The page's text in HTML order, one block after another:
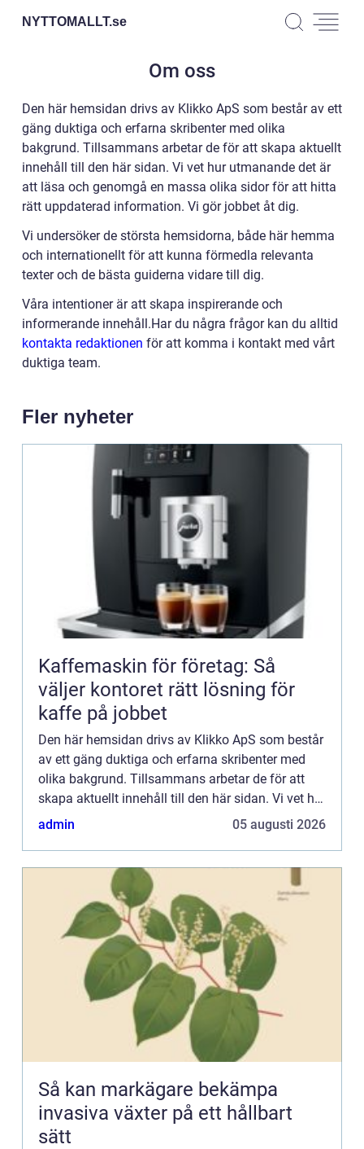
NYTTOMALLT.se
Om oss
Den här hemsidan drivs av Klikko ApS som består av ett
gäng duktiga och erfarna skribenter med olika
bakgrund. Tillsammans arbetar de för att skapa aktuellt
innehåll till den här sidan. Vi vet hur utmanande det är
att läsa och genomgå en massa olika sidor för att hitta
rätt uppdaterad information. Vi gör jobbet åt dig.
Vi undersöker de största hemsidorna, både här hemma
och internationellt för att kunna förmedla relevanta
texter och de bästa guiderna vidare till dig.
Våra intentioner är att skapa inspirerande och
informerande innehåll.Har du några frågor kan du alltid
kontakta redaktionen för att komma i kontakt med vårt
duktiga team.
Fler nyheter
Kaffemaskin för företag: Så
väljer kontoret rätt lösning för
kaffe på jobbet
Den här hemsidan drivs av Klikko ApS som består
av ett gäng duktiga och erfarna skribenter med
olika bakgrund. Tillsammans arbetar de för att
skapa aktuellt innehåll till den här sidan. Vi vet hur
utmanande det är att läsa och genomgå en
admin 05 augusti 2026
Så kan markägare bekämpa
invasiva växter på ett hållbart
sätt